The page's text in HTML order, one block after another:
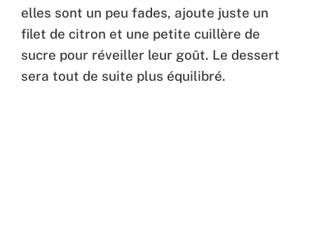
elles sont un peu fades, ajoute juste un
filet de citron et une petite cuillère de
sucre pour réveiller leur goût. Le dessert
sera tout de suite plus équilibré.